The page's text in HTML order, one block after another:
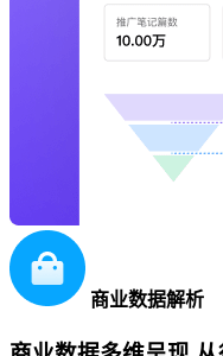
商业数据解析